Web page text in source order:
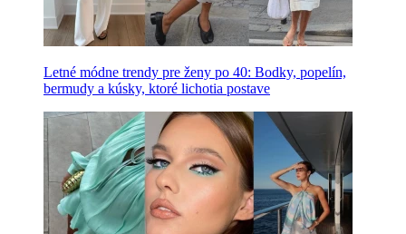
Letné módne trendy pre ženy po 40: Bodky, popelín,
bermudy a kúsky, ktoré lichotia postave